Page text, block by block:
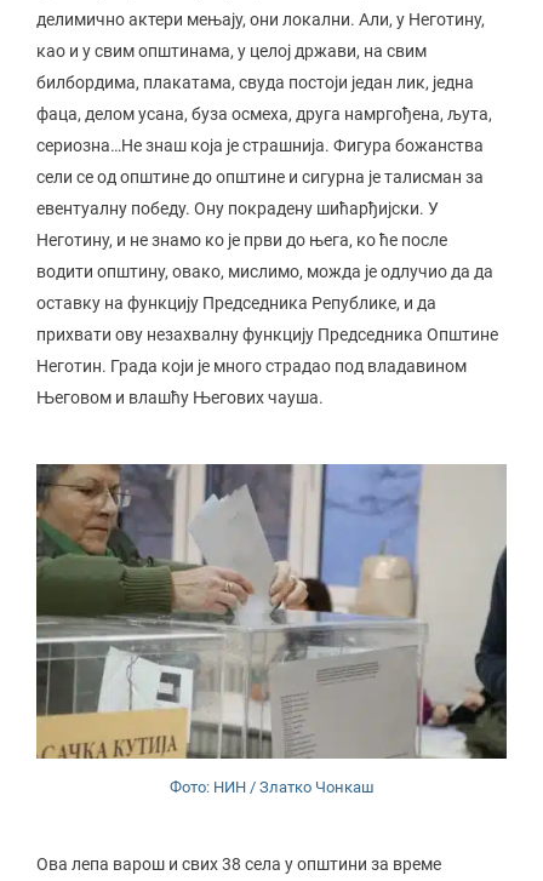
делимично актери мењају, они локални. Али, у Неготину,
као и у свим општинама, у целој држави, на свим
билбордима, плакатама, свуда постоји један лик, једна
фаца, делом усана, буза осмеха, друга намргођена, љута,
сериозна…Не знаш која је страшнија. Фигура божанства
сели се од општине до општине и сигурна је талисман за
евентуалну победу. Ону покрадену шићарђијски. У
Неготину, и не знамо ко је први до њега, ко ће после
водити општину, овако, мислимо, можда је одлучио да да
оставку на функцију Председника Републике, и да
прихвати ову незахвалну функцију Председника Општине
Неготин. Града који је много страдао под владавином
Његовом и влашћу Његових чауша.
Фото: НИН / Златко Чонкаш
Ова лепа варош и свих 38 села у општини за време